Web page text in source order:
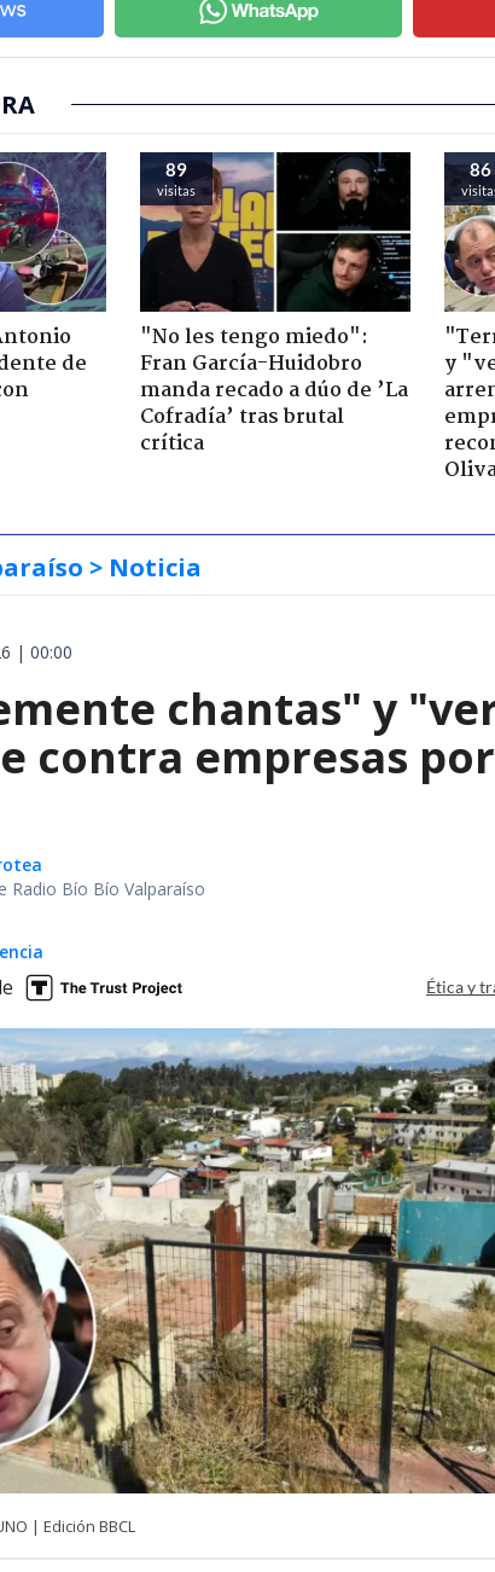
de
89
visitas
"No les tengo miedo":
Fran García-Huidobro
manda recado a dúo de ’La
Cofradía’ tras brutal
crítica
86
y
> Noticia
| 00:00
chantas" y
contra empresas
Radio Bío Bío Valparaíso
Ética y
| Edición BBCL